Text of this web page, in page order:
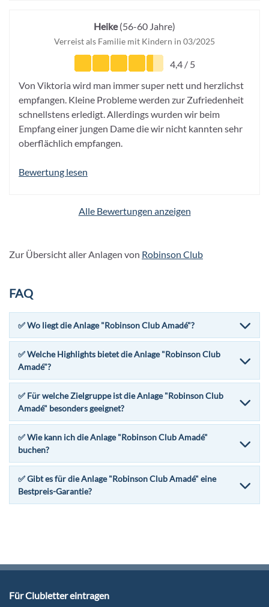
Heike(56-60 Jahre)
Verreist als Familie mit Kindern in 03/2025
4,4 / 5
Von Viktoria wird man immer super nett und herzlichst
empfangen. Kleine Probleme werden zur Zufriedenheit
schnellstens erledigt. Allerdings wurden wir beim
Empfang einer jungen Dame die wir nicht kannten sehr
oberflächlich empfangen.
Bewertung lesen
Alle Bewertungen anzeigen
Zur Übersicht aller Anlagen von Robinson Club
FAQ
✅ Wo liegt die Anlage "Robinson Club Amadé"?
✅ Welche Highlights bietet die Anlage "Robinson Club
Amadé"?
✅ Für welche Zielgruppe ist die Anlage "Robinson Club
Amadé" besonders geeignet?
✅ Wie kann ich die Anlage "Robinson Club Amadé"
buchen?
✅ Gibt es für die Anlage "Robinson Club Amadé" eine
Bestpreis-Garantie?
Für Clubletter eintragen